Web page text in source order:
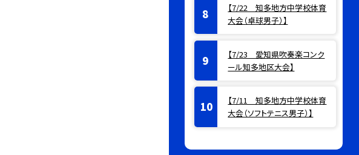
【7/22 知多地方中学校体育
大会（卓球男子）】
【7/23 愛知県吹奏楽コンク
ール知多地区大会】
【7/11 知多地方中学校体育
大会（ソフトテニス男子）】